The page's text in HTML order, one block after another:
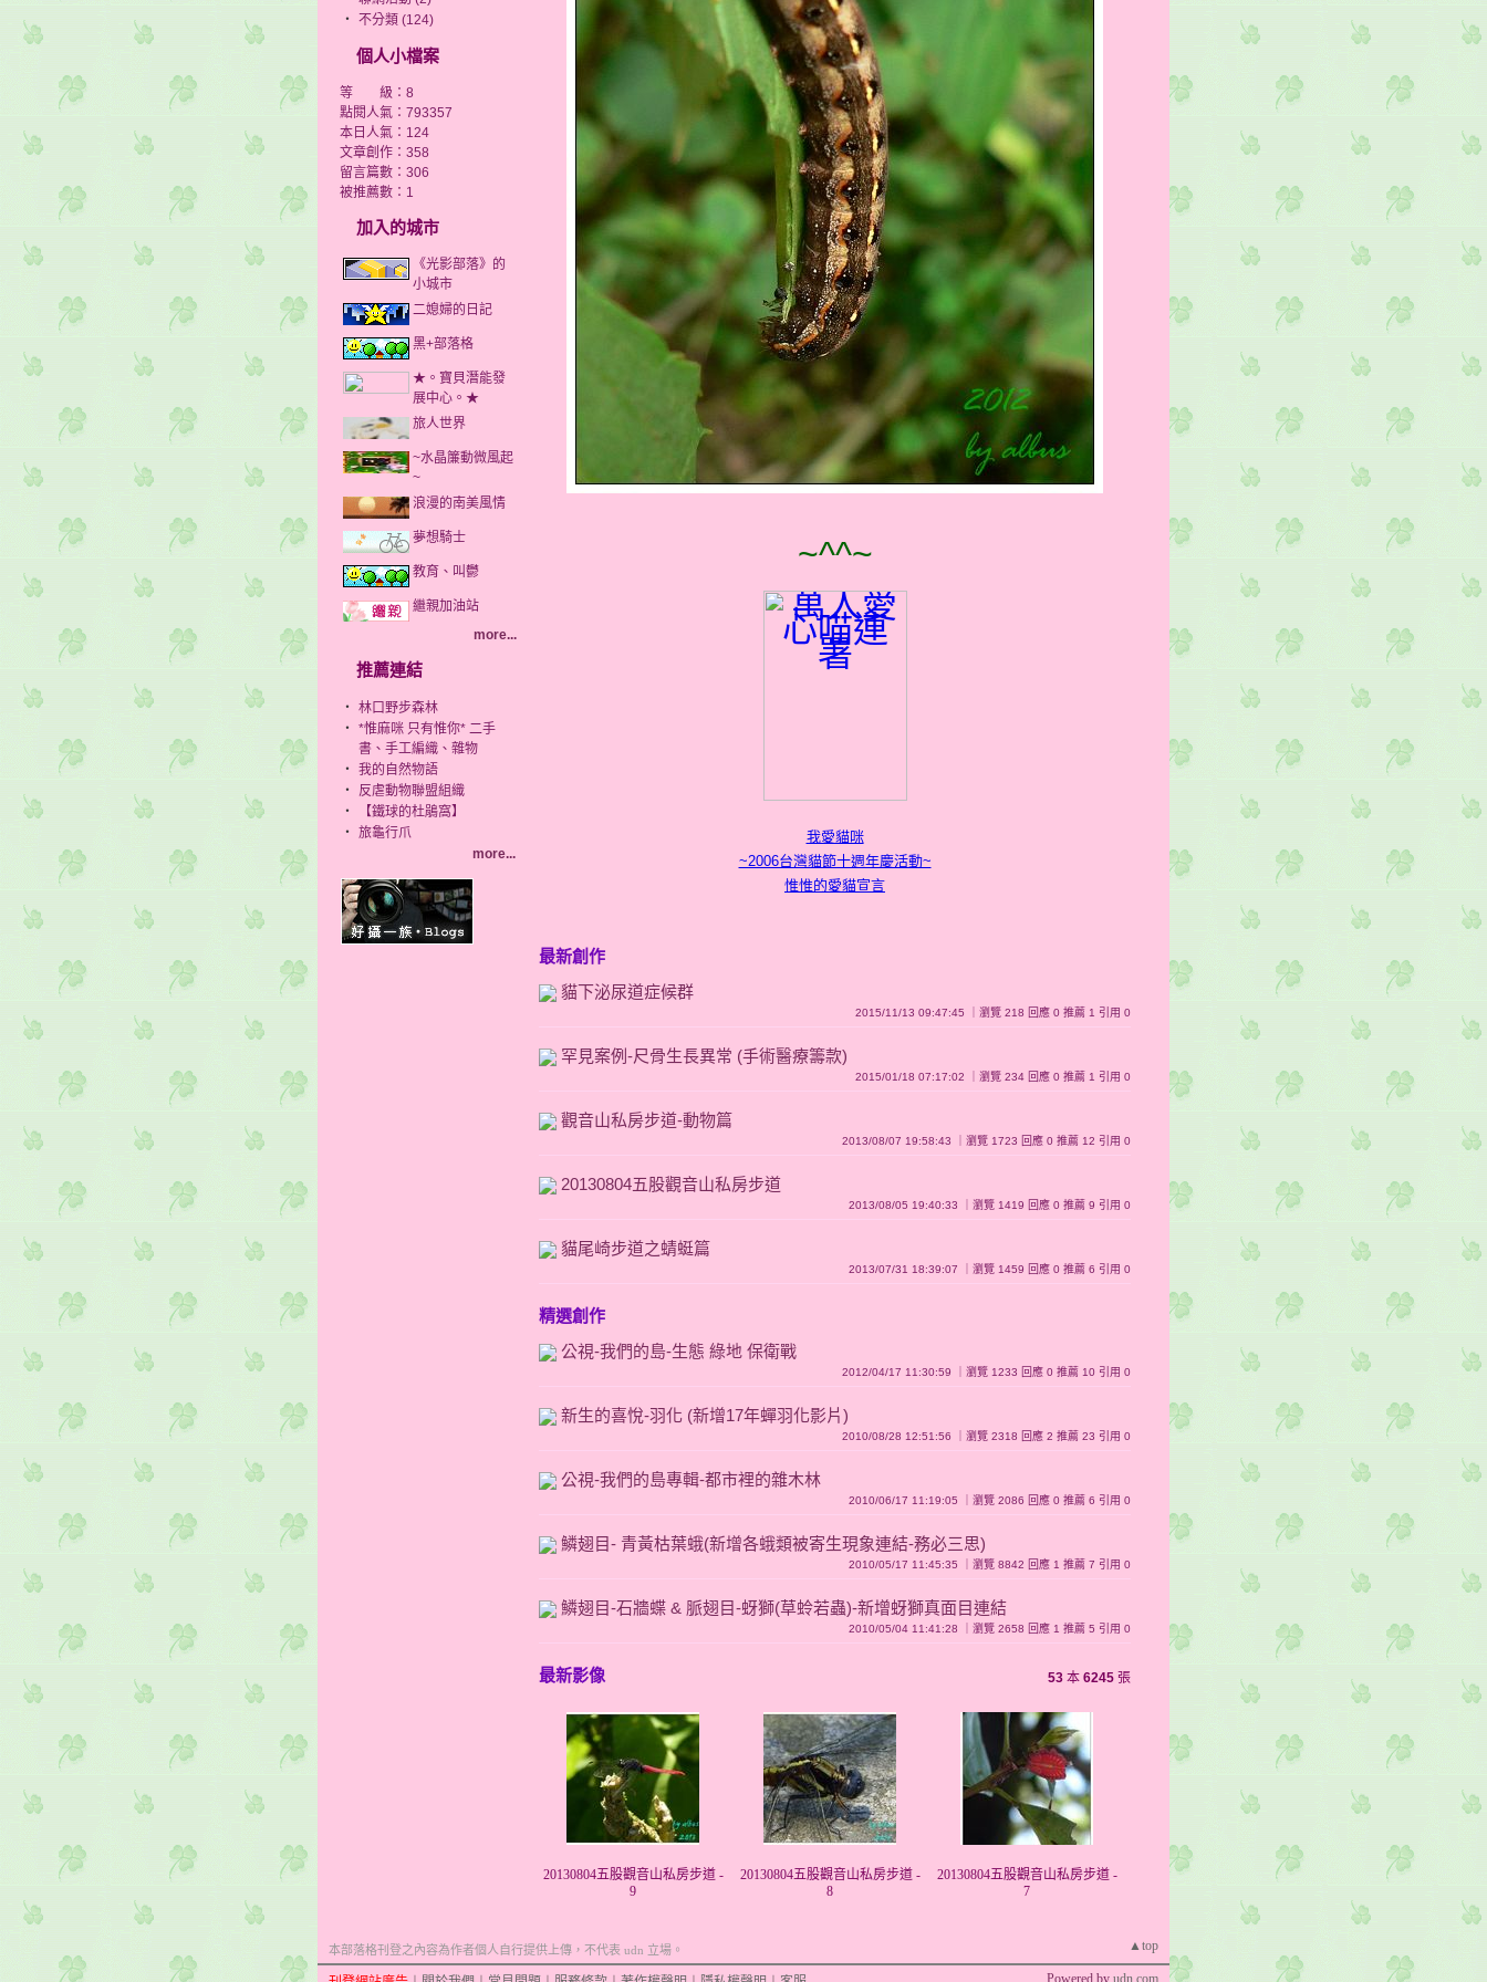
‧ 不分類 (124)
個人小檔案
等 級：8
點閱人氣：793357
本日人氣：124
文章創作：358
留言篇數：306
被推薦數： 1
加入的城市
《光影部落》的
小城市
二媳婦的日記
黑+部落格
★。寶貝潛能發
展中心。★
旅人世界
~水晶簾動微風起
~
浪漫的南美風情
夢想騎士
教育、叫鬱
繼親加油站
more...
推薦連結
‧ 林口野步森林
‧ *惟麻咪 只有惟你* 二手
書、手工編織、雜物
‧ 我的自然物語
‧
反虐動物聯盟組織
‧
【鐵球的杜鵑窩】
‧ 旅龜行爪
more...
~^^~
我愛貓咪
~2006台灣貓節十週年慶活動~
惟惟的愛貓宣言
最新創作
貓下泌尿道症候群
2015/11/13 09:47:45 ｜瀏覽 218 回應 0 推薦 1 引用 0
罕見案例-尺骨生長異常 (手術醫療籌款)
2015/01/18 07:17:02 ｜瀏覽 234 回應 0 推薦 1 引用 0
觀音山私房步道-動物篇
2013/08/07 19:58:43 ｜瀏覽 1723 回應 0 推薦 12 引用 0
20130804五股觀音山私房步道
2013/08/05 19:40:33 ｜瀏覽 1419 回應 0 推薦 9 引用 0
貓尾崎步道之蜻蜓篇
2013/07/31 18:39:07 ｜瀏覽 1459 回應 0 推薦 6 引用 0
精選創作
公視-我們的島-生態 綠地 保衛戰
2012/04/17 11:30:59 ｜瀏覽 1233 回應 0 推薦 10 引用 0
新生的喜悅-羽化 (新增17年蟬羽化影片)
2010/08/28 12:51:56 ｜瀏覽 2318 回應 2 推薦 23 引用 0
公視-我們的島專輯-都市裡的雜木林
2010/06/17 11:19:05 ｜瀏覽 2086 回應 0 推薦 6 引用 0
鱗翅目- 青黃枯葉蛾(新增各蛾類被寄生現象連結-務必三思)
2010/05/17 11:45:35 ｜瀏覽 8842 回應 1 推薦 7 引用 0
鱗翅目-石牆蝶 & 脈翅目-蚜獅(草蛉若蟲)-新增蚜獅真面目連結
2010/05/04 11:41:28 ｜瀏覽 2658 回應 1 推薦 5 引用 0
最新影像 53 本 6245 張
20130804五股觀音山私房步道 -
9
20130804五股觀音山私房步道 -
8
20130804五股觀音山私房步道 -
7
▲top
本部落格刊登之內容為作者個人自行提供上傳，不代表 udn 立場。
Powered by udn.com